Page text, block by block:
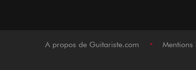
A propos de Guitariste.com •